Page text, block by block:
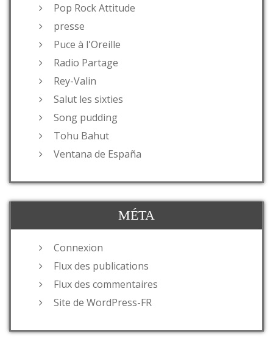
Pop Rock Attitude
presse
Puce à l'Oreille
Radio Partage
Rey-Valin
Salut les sixties
Song pudding
Tohu Bahut
Ventana de España
MÉTA
Connexion
Flux des publications
Flux des commentaires
Site de WordPress-FR